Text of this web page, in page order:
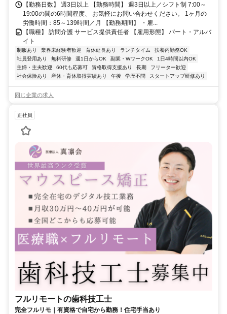
【勤務日数】 週3日以上 【勤務時間】 週3日以上／シフト制 7:00～
19:00の間の6時間程度、 お気軽にお問い合わせください。 1ヶ月の
労働時間：85～139時間／月 【勤務期間】 ・雇...
【職種】 訪問介護 サービス提供責任者 【雇用形態】 パート・アルバ
イト
制服あり 業界未経験者歓迎 育休延長あり ランチタイム
扶養内勤務OK
社員登用あり
無料研修 週1日からOK 副業・WワークOK
1日4時間以内OK
主婦・主夫歓迎
60代も応募可 資格取得支援あり 長期
フリーター歓迎
社会保険あり
産休・育休取得実績あり 午後 学歴不問 スタートアップ研修あり
同じ企業の求人
正社員
フルリモートの歯科技工士
完全フルリモ｜有資格で自宅から勤務！住宅手当あり